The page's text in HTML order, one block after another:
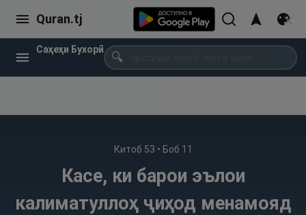
Quran.tj
Саҳеҳи Бухорӣ
🔍
Китоб 53 • Боб 11
Касе, ки барои эълои
калиматуллоҳ ҷиҳод менамояд